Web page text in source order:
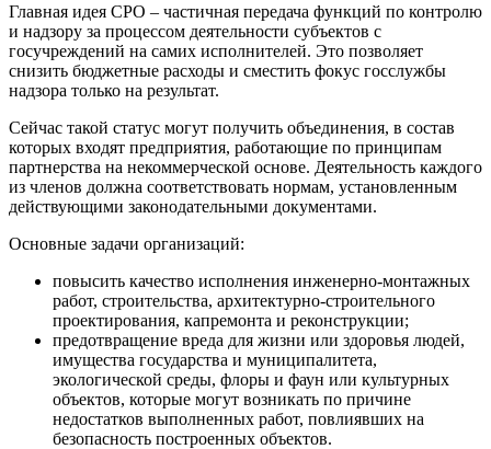
Главная идея СРО – частичная передача функций по контролю
и надзору за процессом деятельности субъектов с
госучреждений на самих исполнителей. Это позволяет
снизить бюджетные расходы и сместить фокус госслужбы
надзора только на результат.
Сейчас такой статус могут получить объединения, в состав
которых входят предприятия, работающие по принципам
партнерства на некоммерческой основе. Деятельность каждого
из членов должна соответствовать нормам, установленным
действующими законодательными документами.
Основные задачи организаций:
повысить качество исполнения инженерно-монтажных
работ, строительства, архитектурно-строительного
проектирования, капремонта и реконструкции;
предотвращение вреда для жизни или здоровья людей,
имущества государства и муниципалитета,
экологической среды, флоры и фаун или культурных
объектов, которые могут возникать по причине
недостатков выполненных работ, повлиявших на
безопасность построенных объектов.